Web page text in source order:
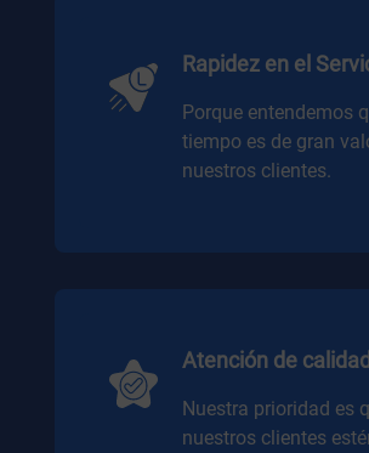
Rapidez en el
Porque entendemos
tiempo es de gran
nuestros clientes.
Atención de calidad
Nuestra prioridad es
nuestros clientes